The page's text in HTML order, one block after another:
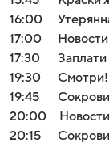
16:00
17:00
Новости
17:30
19:30
Смотри!
19:45
20:00
Новости
20:15